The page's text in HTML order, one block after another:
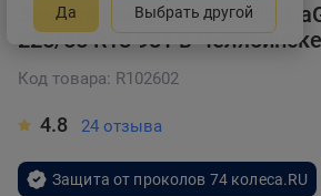
Да Выбрать другой
Зимняя шина GoodYear
225/55 R18 98Tв Челябинске
Код товара: R102602
4.8 24 отзыва
Защита от проколов 74 колеса.RU